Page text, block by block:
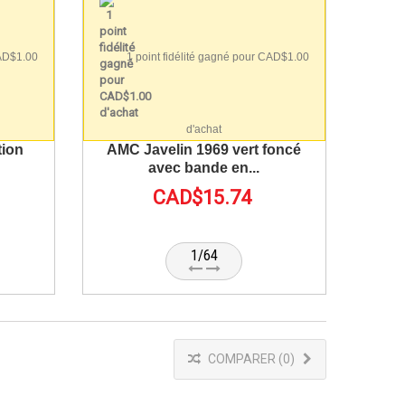
1 point fidélité gagné pour CAD$1.00
d'achat
AMC Javelin 1969 vert foncé
avec bande en...
CAD$15.74
1/64
COMPARER (0)